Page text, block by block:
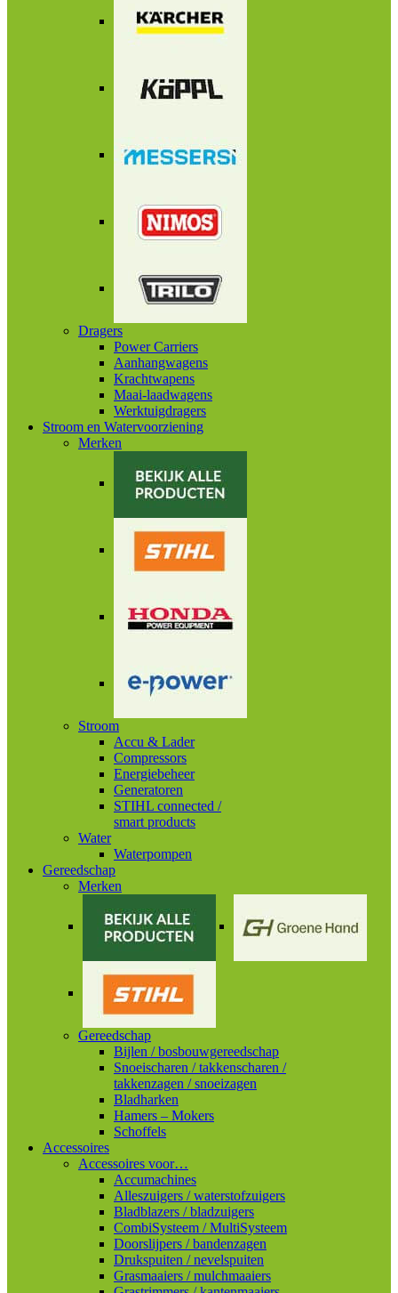
Dragers
Power Carriers
Aanhangwagens
Krachtwapens
Maai-laadwagens
Werktuigdragers
Stroom en Watervoorziening
Merken
Stroom
Accu & Lader
Compressors
Energiebeheer
Generatoren
STIHL connected /
smart products
Water
Waterpompen
Gereedschap
Merken
Gereedschap
Bijlen / bosbouwgereedschap
Snoeischaren / takkenscharen /
takkenzagen / snoeizagen
Bladharken
Hamers – Mokers
Schoffels
Accessoires
Accessoires voor…
Accumachines
Alleszuigers / waterstofzuigers
Bladblazers / bladzuigers
CombiSysteem / MultiSysteem
Doorslijpers / bandenzagen
Drukspuiten / nevelspuiten
Grasmaaiers / mulchmaaiers